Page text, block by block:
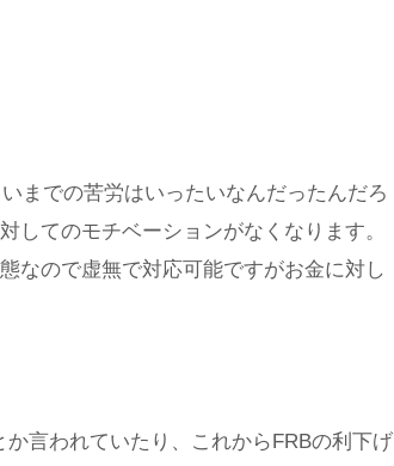
までの苦労はいったいなんだったんだろ
してのモチベーションがなくなります。
なので虚無で対応可能ですがお金に対し
言われていたり、これからFRBの利下げ